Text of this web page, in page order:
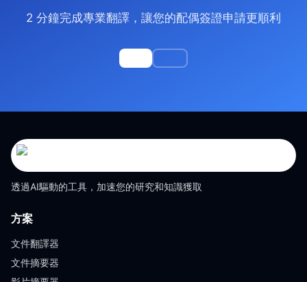
2 分鐘完成專業翻譯，讓您的配偶簽證申請更順利
透過AI驅動的工具，加速您的研究和知識獲取
方案
文件翻譯器
文件摘要器